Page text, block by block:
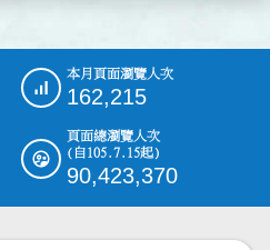
本月頁面瀏覽人次
162,215
頁面總瀏覽人次
(自105.7.15起)
90,423,370